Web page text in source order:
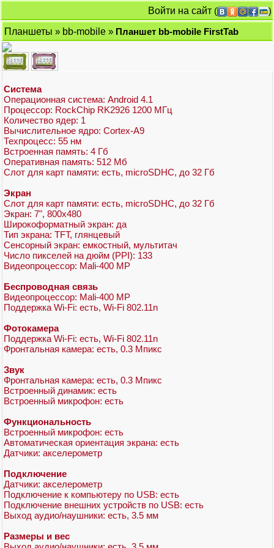
Войти на сайт (
)
Планшеты » bb-mobile » Планшет bb-mobile FirstTab
Система
Операционная система: Android 4.1
Процессор: RockChip RK2926 1200 МГц
Количество ядер: 1
Вычислительное ядро: Cortex-A9
Техпроцесс: 55 нм
Встроенная память: 4 Гб
Оперативная память: 512 Мб
Слот для карт памяти: есть, microSDHC, до 32 Гб
Экран
Слот для карт памяти: есть, microSDHC, до 32 Гб
Экран: 7", 800x480
Широкоформатный экран: да
Тип экрана: TFT, глянцевый
Сенсорный экран: емкостный, мультитач
Число пикселей на дюйм (PPI): 133
Видеопроцессор: Mali-400 MP
Беспроводная связь
Видеопроцессор: Mali-400 MP
Поддержка Wi-Fi: есть, Wi-Fi 802.11n
Фотокамера
Поддержка Wi-Fi: есть, Wi-Fi 802.11n
Фронтальная камера: есть, 0.3 Мпикс
Звук
Фронтальная камера: есть, 0.3 Мпикс
Встроенный динамик: есть
Встроенный микрофон: есть
Функциональность
Встроенный микрофон: есть
Автоматическая ориентация экрана: есть
Датчики: акселерометр
Подключение
Датчики: акселерометр
Подключение к компьютеру по USB: есть
Подключение внешних устройств по USB: есть
Выход аудио/наушники: есть, 3.5 мм
Размеры и вес